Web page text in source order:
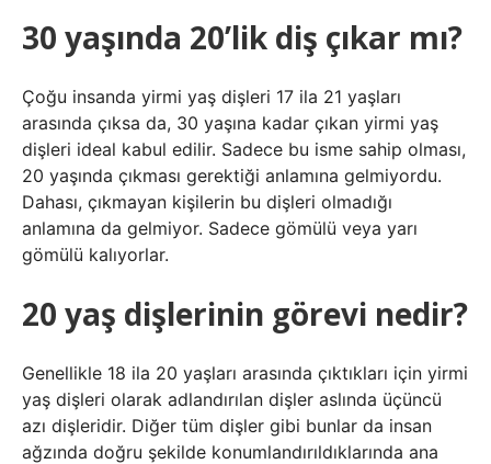
30 yaşında 20’lik diş çıkar mı?
Çoğu insanda yirmi yaş dişleri 17 ila 21 yaşları
arasında çıksa da, 30 yaşına kadar çıkan yirmi yaş
dişleri ideal kabul edilir. Sadece bu isme sahip olması,
20 yaşında çıkması gerektiği anlamına gelmiyordu.
Dahası, çıkmayan kişilerin bu dişleri olmadığı
anlamına da gelmiyor. Sadece gömülü veya yarı
gömülü kalıyorlar.
20 yaş dişlerinin görevi nedir?
Genellikle 18 ila 20 yaşları arasında çıktıkları için yirmi
yaş dişleri olarak adlandırılan dişler aslında üçüncü
azı dişleridir. Diğer tüm dişler gibi bunlar da insan
ağzında doğru şekilde konumlandırıldıklarında ana